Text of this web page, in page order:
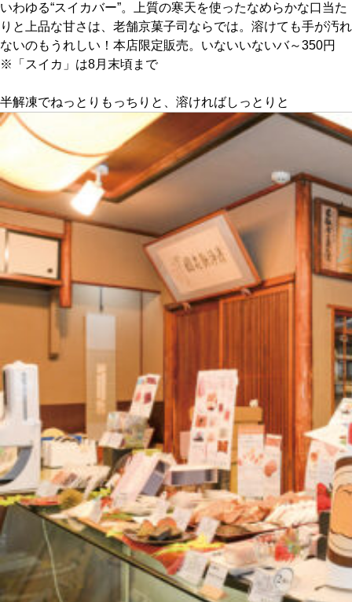
私と店のはなし
今月の京みやげ
京都の書店
CULTURE
関西で開催。
おすすめの展覧会
おすすめの映画
誠光社で選びました。
おすすめの本
紹介します。
おすすめのイベント
いわゆる“スイカバー”。上質の寒天を使ったなめらかな口当た
りと上品な甘さは、老舗京菓子司ならでは。溶けても手が汚れ
ないのもうれしい！本店限定販売。いないいないバ～350円
※「スイカ」は8月末頃まで
半解凍でねっとりもっちりと、溶ければしっとりと